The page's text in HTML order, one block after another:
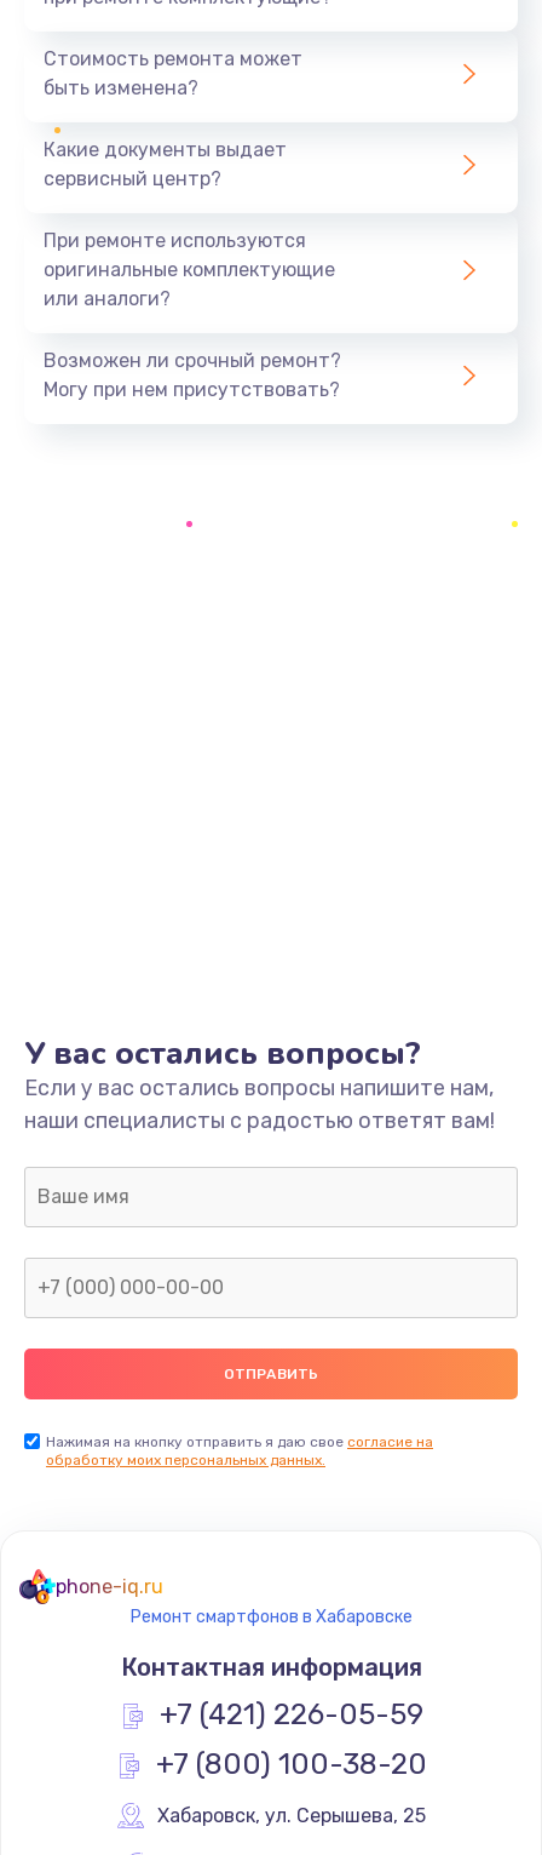
1440 руб.
Ремонт южного моста
Замена батарейки BIOS
Заказать
Замена/Pемонт карбюратора
1300 руб.
Заказать
Ремонт капиллярной трубки
400 руб.
Заказать
Замена термостата
1200 руб.
Заказать
Замена реле
Стоимость ремонта может
быть изменена?
Какие документы выдает
сервисный центр?
При ремонте используются
оригинальные комплектующие
или аналоги?
Возможен ли срочный ремонт?
Могу при нем присутствовать?
У вас остались вопросы?
Если у вас остались вопросы напишите нам,
наши специалисты с радостью ответят вам!
Нажимая на кнопку отправить я даю свое согласие на
обработку моих персональных данных.
phone-iq.ru
Ремонт смартфонов в Хабаровске
Контактная информация
+7 (421) 226-05-59
+7 (800) 100-38-20
Хабаровск, ул. Серышева, 25